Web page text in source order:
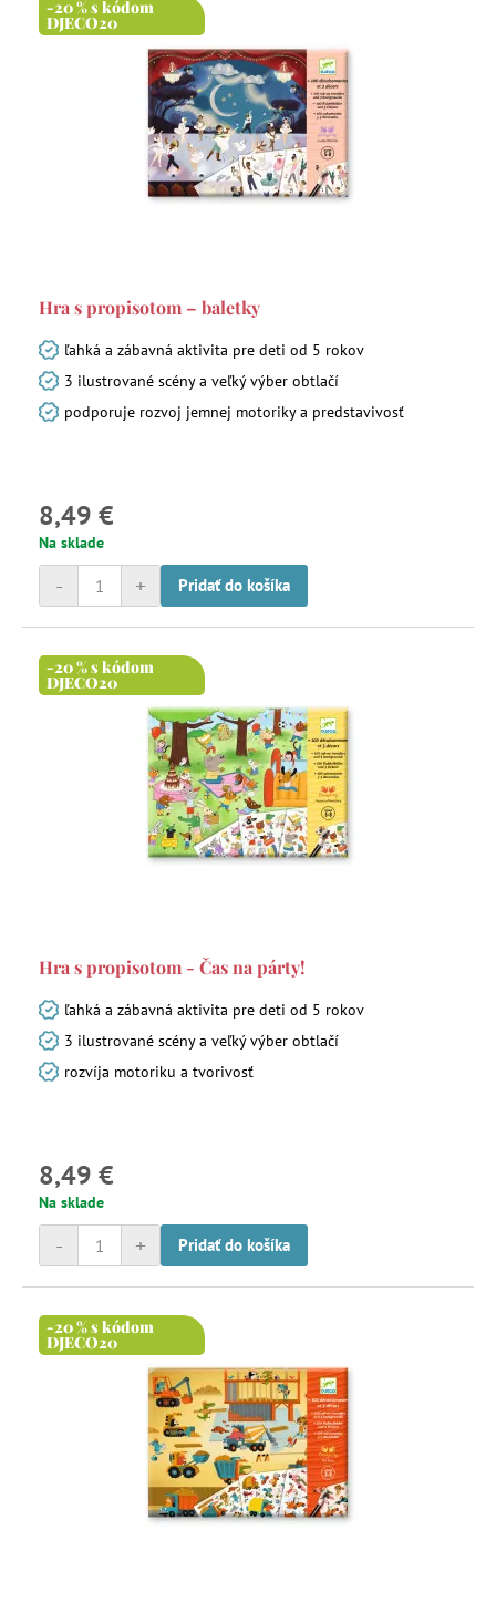
-20 % s kódom
DJECO20
Hra s propisotom – baletky
ľahká a zábavná aktivita pre deti od 5 rokov
3 ilustrované scény a veľký výber obtlačí
podporuje rozvoj jemnej motoriky a predstavivosť
8,49 €
Na sklade
+
- Pridať do košíka
-20 % s kódom
DJECO20
Hra s propisotom - Čas na párty!
ľahká a zábavná aktivita pre deti od 5 rokov
3 ilustrované scény a veľký výber obtlačí
rozvíja motoriku a tvorivosť
8,49 €
Na sklade
+
- Pridať do košíka
-20 % s kódom
DJECO20